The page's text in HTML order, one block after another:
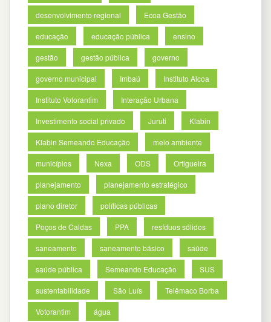
desenvolvimento regional Ecoa Gestão
educação educação pública ensino
gestão gestão pública governo
governo municipal Imbaú Instituto Alcoa
Instituto Votorantim Interação Urbana
Investimento social privado Juruti Klabin
Klabin Semeando Educação meio ambiente
municípios Nexa ODS Ortigueira
planejamento planejamento estratégico
plano diretor políticas públicas
Poços de Caldas PPA resíduos sólidos
saneamento saneamento básico saúde
saúde pública Semeando Educação SUS
sustentabilidade São Luís Telêmaco Borba
Votorantim água